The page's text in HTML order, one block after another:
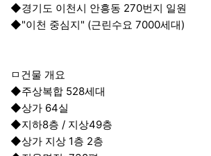
◆경기도 이천시 안흥동 270번지 일원
◆"이천 중심지" (근린수요 7000세대)
ㅁ건물 개요
◆주상복합 528세대
◆상가 64실
◆지하8층 / 지상49층
◆상가 지상 1층 2층